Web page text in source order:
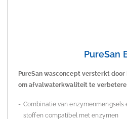
PureSan
PureSan wasconcept versterkt door
om afvalwaterkwaliteit te
Combinatie van enzymenmengsels
stoffen compatibel met enzymen